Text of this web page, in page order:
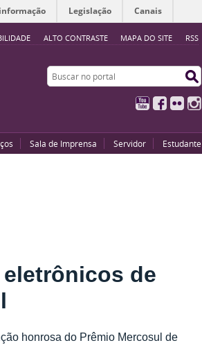
ALTO CONTRASTE MAPA DO SITE RSS
Legislação Canais
Buscar no portal
YouTubeFacebook
Flickr
Sala de Imprensa Servidor Estudante
de
honrosa do Prêmio Mercosul de